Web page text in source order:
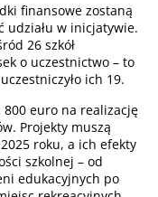
finansowe zostaną
udziału w inicjatywie.
26 szkół
o uczestnictwo – to
ich 19.
800 euro na realizację
Projekty muszą
roku, a ich efekty
szkolnej – od
edukacyjnych po